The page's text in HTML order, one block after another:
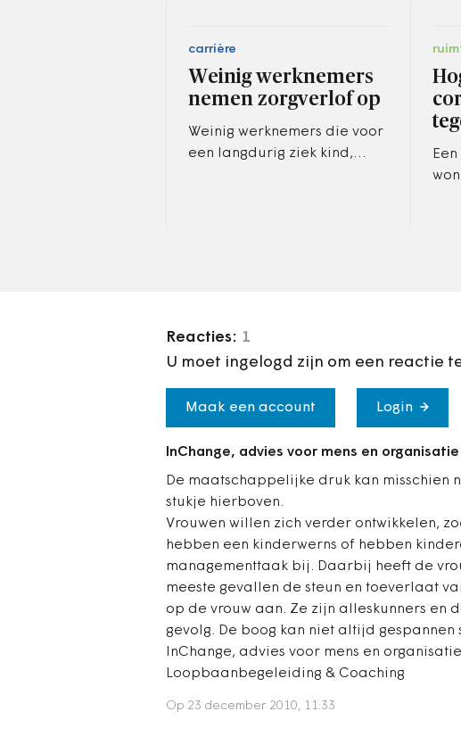
carrière
Weinig werknemers
nemen zorgverlof op
Weinig werknemers die voor
een langdurig ziek kind,
Reacties: 1
U moet ingelogd zijn om een reactie
Maak een account Login
InChange, advies voor mens en organisatie
De maatschappelijke druk kan misschien
stukje hierboven.
Vrouwen willen zich verder ontwikkelen,
hebben een kinderwerns of hebben
managementtaak bij. Daarbij heeft de
meeste gevallen de steun en toeverlaat
op de vrouw aan. Ze zijn alleskunners en
gevolg. De boog kan niet altijd
InChange, advies voor mens en organisatie
Loopbaanbegeleiding & Coaching
Op 23 december 2010, 11:33